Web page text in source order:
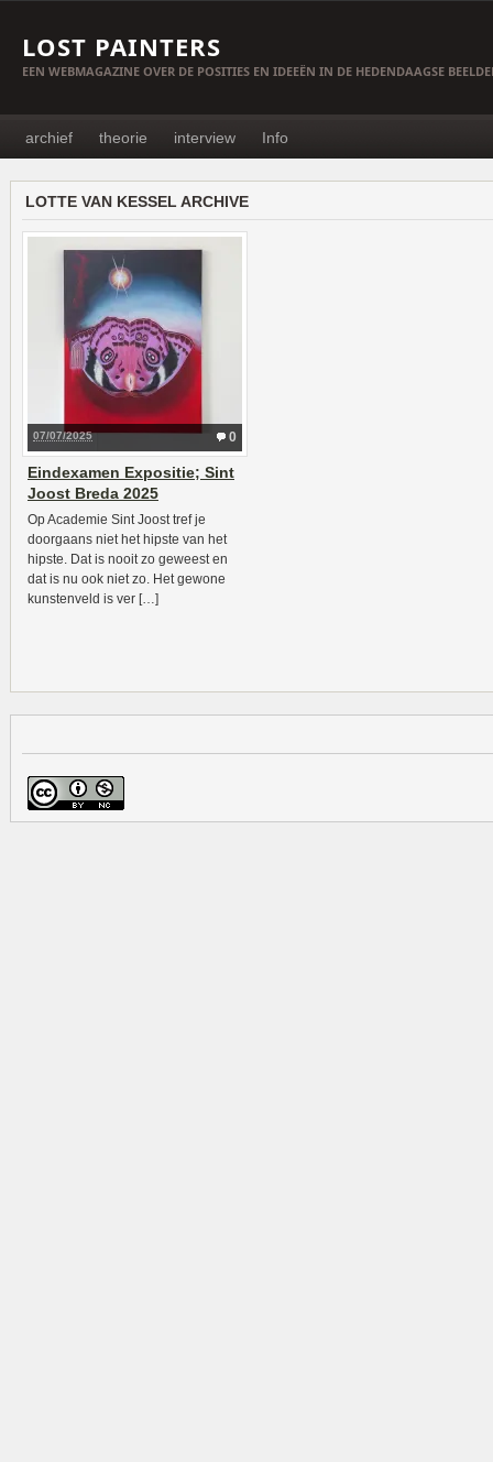
LOST PAINTERS
EEN WEBMAGAZINE OVER DE POSITIES EN IDEEËN IN DE HEDENDAAGSE
archief theorie interview Info
LOTTE VAN KESSEL ARCHIVE
0
07/07/2025
Eindexamen Expositie; Sint
Joost Breda 2025
Op Academie Sint Joost tref je
doorgaans niet het hipste van het
hipste. Dat is nooit zo geweest en
dat is nu ook niet zo. Het gewone
kunstenveld is ver […]